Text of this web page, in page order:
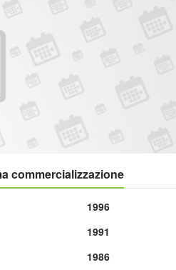
commercializzazione
1996
1991
1986